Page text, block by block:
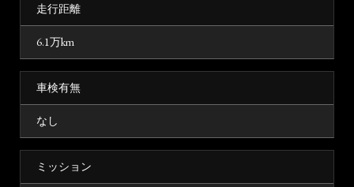
走行距離
6.1万km
車検有無
なし
ミッション